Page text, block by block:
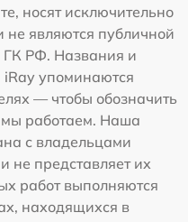
носят исключительно
не являются публичной
ГК РФ. Названия и
iRay упоминаются
— чтобы обозначить
мы работаем. Наша
с владельцами
не представляет их
работ выполняются
находящихся в